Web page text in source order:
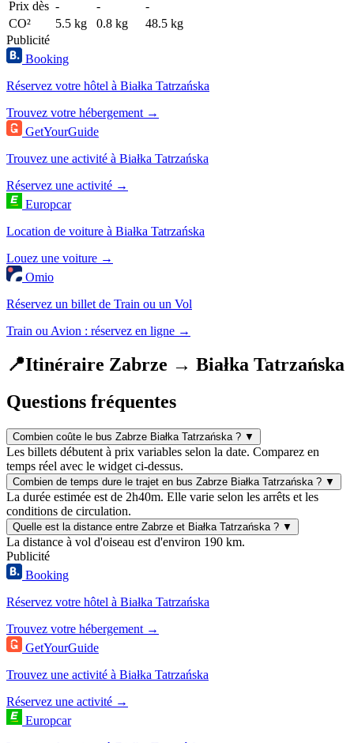
Prix dès - -
-
CO²
5.5 kg 0.8 kg
48.5 kg
Publicité
Booking
Réservez votre hôtel à Białka Tatrzańska
Trouvez votre hébergement →
GetYourGuide
Trouvez une activité à Białka Tatrzańska
Réservez une activité →
Europcar
Location de voiture à Białka Tatrzańska
Louez une voiture →
Omio
Réservez un billet de Train ou un Vol
Train ou Avion : réservez en ligne →
📍Itinéraire Zabrze → Białka Tatrzańska
Questions fréquentes
Combien coûte le bus Zabrze Białka Tatrzańska ? ▼
Les billets débutent à prix variables selon la date. Comparez en
temps réel avec le widget ci-dessus.
Combien de temps dure le trajet en bus Zabrze Białka Tatrzańska ? ▼
La durée estimée est de 2h40m. Elle varie selon les arrêts et les
conditions de circulation.
Quelle est la distance entre Zabrze et Białka Tatrzańska ? ▼
La distance à vol d'oiseau est d'environ 190 km.
Publicité
Booking
Réservez votre hôtel à Białka Tatrzańska
Trouvez votre hébergement →
GetYourGuide
Trouvez une activité à Białka Tatrzańska
Réservez une activité →
Europcar